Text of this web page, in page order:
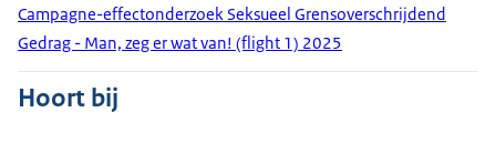
Campagne-effectonderzoek Seksueel Grensoverschrijdend
Gedrag - Man, zeg er wat van! (flight 1) 2025
Hoort bij